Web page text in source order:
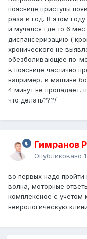
пояснице приступы
раза в год. В этом
и мучался где то 6
диспансеризацию (
хронического не
обезболивающее по-
в пояснице частично
например, в машине
4 минут не пропадает,
что делать???/
Гимранов
Опубликовано
во первых надо
волна, моторные
комплексное с учетом
неврологическую